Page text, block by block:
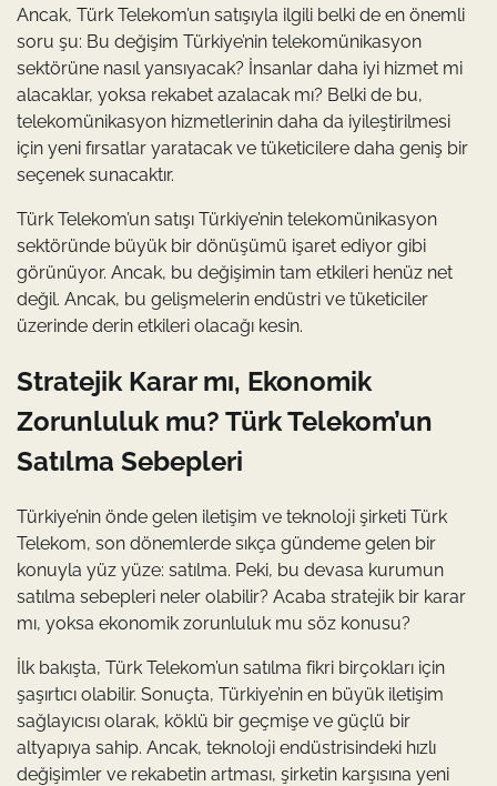
Ancak, Türk Telekom’un satışıyla ilgili belki de en önemli
soru şu: Bu değişim Türkiye’nin telekomünikasyon
sektörüne nasıl yansıyacak? İnsanlar daha iyi hizmet mi
alacaklar, yoksa rekabet azalacak mı? Belki de bu,
telekomünikasyon hizmetlerinin daha da iyileştirilmesi
için yeni fırsatlar yaratacak ve tüketicilere daha geniş bir
seçenek sunacaktır.
Türk Telekom’un satışı Türkiye’nin telekomünikasyon
sektöründe büyük bir dönüşümü işaret ediyor gibi
görünüyor. Ancak, bu değişimin tam etkileri henüz net
değil. Ancak, bu gelişmelerin endüstri ve tüketiciler
üzerinde derin etkileri olacağı kesin.
Stratejik Karar mı, Ekonomik
Zorunluluk mu? Türk Telekom’un
Satılma Sebepleri
Türkiye’nin önde gelen iletişim ve teknoloji şirketi Türk
Telekom, son dönemlerde sıkça gündeme gelen bir
konuyla yüz yüze: satılma. Peki, bu devasa kurumun
satılma sebepleri neler olabilir? Acaba stratejik bir karar
mı, yoksa ekonomik zorunluluk mu söz konusu?
İlk bakışta, Türk Telekom’un satılma fikri birçokları için
şaşırtıcı olabilir. Sonuçta, Türkiye’nin en büyük iletişim
sağlayıcısı olarak, köklü bir geçmişe ve güçlü bir
altyapıya sahip. Ancak, teknoloji endüstrisindeki hızlı
değişimler ve rekabetin artması, şirketin karşısına yeni